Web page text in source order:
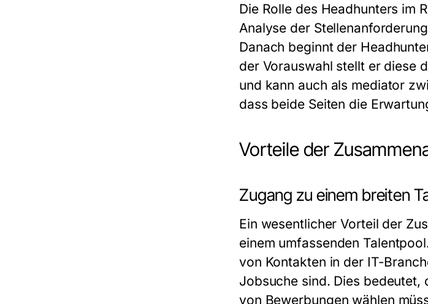
Die Rolle des Headhunters im
Analyse der
Danach beginnt der
der Vorauswahl stellt er diese
und kann auch als mediator
dass beide Seiten die
Vorteile der
Zugang zu einem breiten
Ein wesentlicher Vorteil der
einem umfassenden
von Kontakten in der IT-
Jobsuche sind. Dies bedeutet,
von Bewerbungen wählen